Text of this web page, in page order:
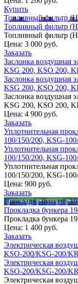
Купить
Топливный фильтр
Топливный фильтр
Топливный фильтр
Цена: 3 000 руб.
Заказать
Заслонка воздушная
KSG 200, KSO 200,
Заслонка воздушная
KSG 200, KSO 200,
Заслонка воздушная
KSG 200, KSO 200,
Цена: 4 900 руб.
Заказать
Уплотнительная
100/150/200, KSG-
Уплотнительная
100/150/200, KSG-
Уплотнительная
100/150/200, KSG-
Цена: 900 руб.
Заказать
Прокладка бункера
Прокладка бункера
Прокладка бункера
Цена: 1 400 руб.
Заказать
Электрическая
KSO-200/KSG-200/
Электрическая
KSO-200/KSG-200/
Электрическая